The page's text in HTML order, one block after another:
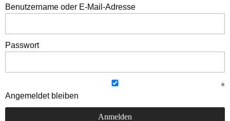
Benutzername oder E-Mail-Adresse
Passwort
Angemeldet bleiben